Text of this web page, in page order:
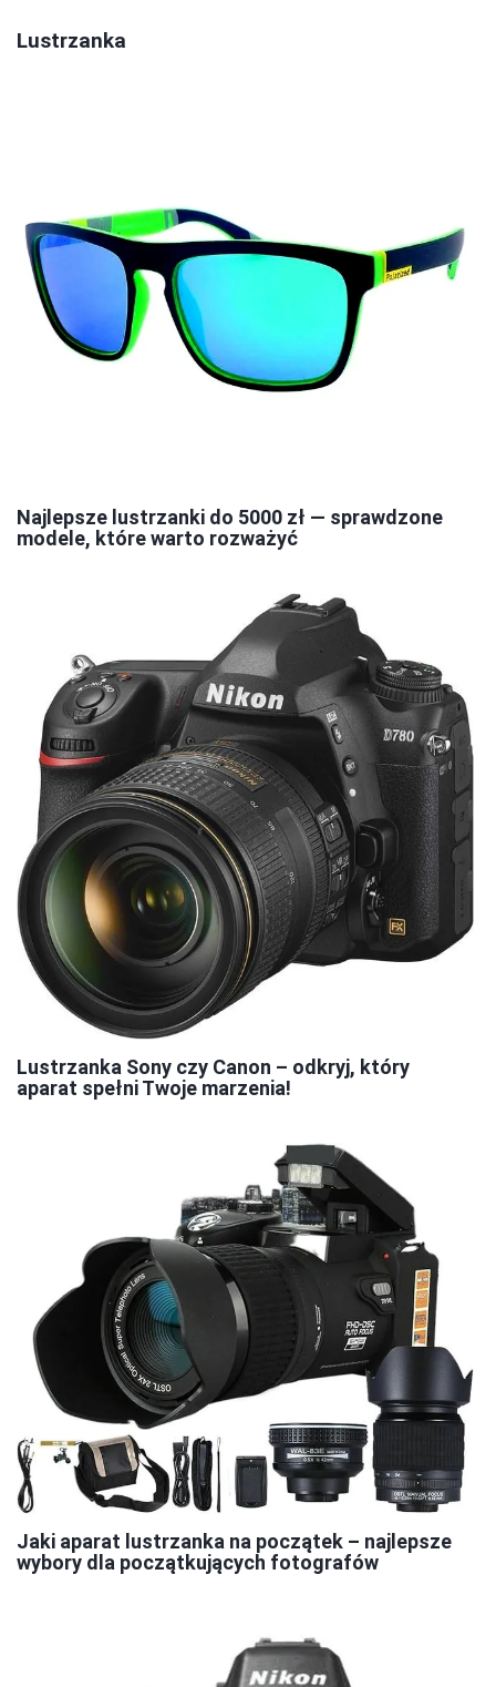
Lustrzanka
Najlepsze lustrzanki do 5000 zł — sprawdzone
modele, które warto rozważyć
Lustrzanka Sony czy Canon – odkryj, który
aparat spełni Twoje marzenia!
Jaki aparat lustrzanka na początek – najlepsze
wybory dla początkujących fotografów